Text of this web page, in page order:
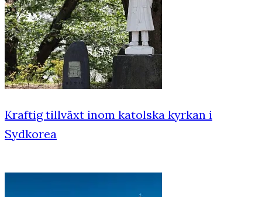
Kraftig tillväxt inom katolska kyrkan i
Sydkorea